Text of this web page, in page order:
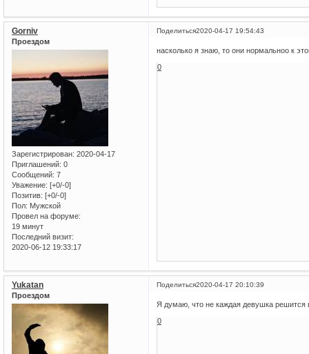
Поделиться2020-04-17 19:54:43
Gorniv
Проездом
Зарегистрирован: 2020-04-17
Приглашений: 0
Сообщений: 7
Уважение: [+0/-0]
Позитив: [+0/-0]
Пол: Мужской
Провел на форуме:
19 минут
Последний визит:
2020-06-12 19:33:17
насколько я знаю, то они нормальноо к
0
Поделиться2020-04-17 20:10:39
Yukatan
Проездом
Я думаю, что не каждая девушка решится
0